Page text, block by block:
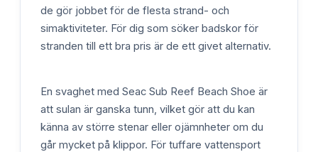
de gör jobbet för de flesta strand- och
simaktiviteter. För dig som söker badskor för
stranden till ett bra pris är de ett givet alternativ.
En svaghet med Seac Sub Reef Beach Shoe är
att sulan är ganska tunn, vilket gör att du kan
känna av större stenar eller ojämnheter om du
går mycket på klippor. För tuffare vattensport